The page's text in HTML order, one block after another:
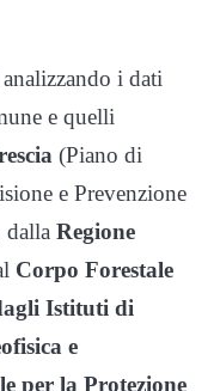
i dati
e quelli
(Piano di
e Prevenzione
Regione
Corpo Forestale
Istituti di
e
per la Protezione